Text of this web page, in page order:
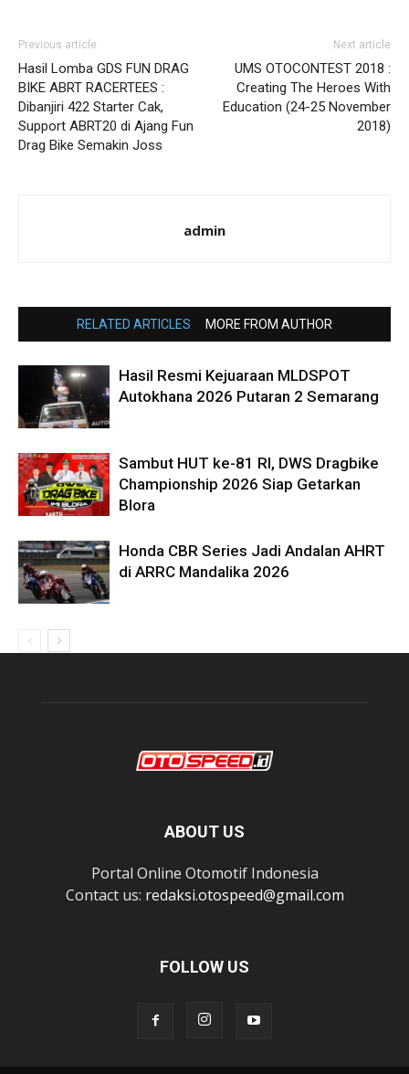
Previous article
Hasil Lomba GDS FUN DRAG
BIKE ABRT RACERTEES :
Dibanjiri 422 Starter Cak,
Support ABRT20 di Ajang Fun
Drag Bike Semakin Joss
Next article
UMS OTOCONTEST 2018 :
Creating The Heroes With
Education (24-25 November
2018)
admin
RELATED ARTICLES MORE FROM AUTHOR
Hasil Resmi Kejuaraan MLDSPOT
Autokhana 2026 Putaran 2 Semarang
Sambut HUT ke-81 RI, DWS Dragbike
Championship 2026 Siap Getarkan
Blora
Honda CBR Series Jadi Andalan AHRT
di ARRC Mandalika 2026
ABOUT US
Portal Online Otomotif Indonesia
Contact us: redaksi.otospeed@gmail.com
FOLLOW US